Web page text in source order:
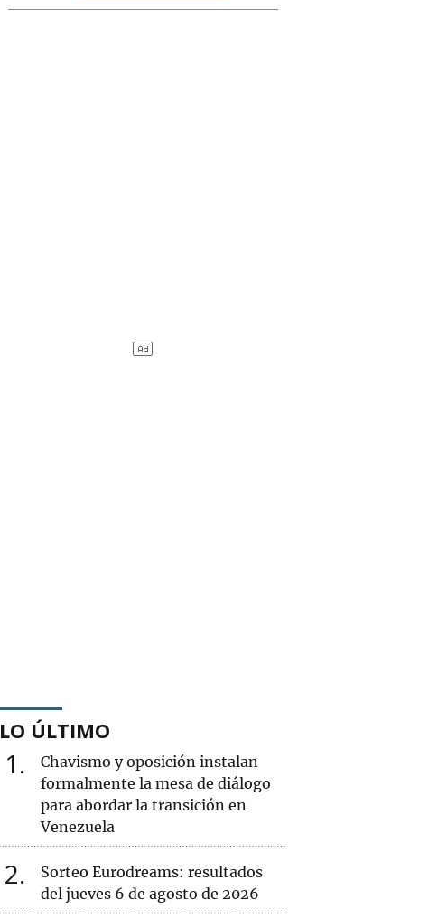
LO ÚLTIMO
1
Chavismo y oposición instalan
formalmente la mesa de diálogo
para abordar la transición en
Venezuela
2
Sorteo Eurodreams: resultados
del jueves 6 de agosto de 2026